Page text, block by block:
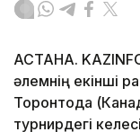
АСТАНА.
әлемнің екінші
Торонтода
турнирдегі